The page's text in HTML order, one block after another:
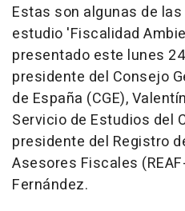
Estas son algunas de
estudio 'Fiscalidad
presentado este lunes
presidente del Consejo
de España (CGE),
Servicio de Estudios del
presidente del Registro
Asesores Fiscales
Fernández.